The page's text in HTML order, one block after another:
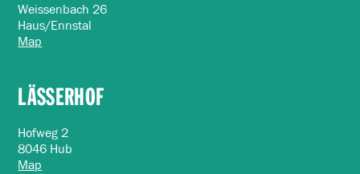
Weissenbach 26
Haus/Ennstal
Map
LÄSSERHOF
Hofweg 2
8046 Hub
Map